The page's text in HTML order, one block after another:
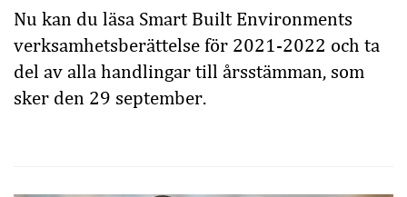
Nu kan du läsa Smart Built Environments
verksamhetsberättelse för 2021-2022 och ta
del av alla handlingar till årsstämman, som
sker den 29 september.